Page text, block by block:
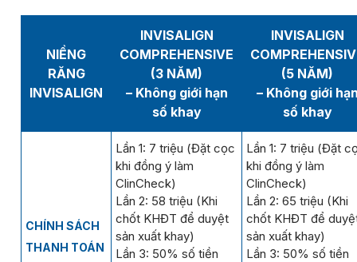
NIỀNG
RĂNG
INVISALIGN
INVISALIGN
COMPREHENSIVE
(3 NĂM)
– Không giới hạn
số khay
INVISALIGN
(5 NĂM)
– Không giới
số khay
CHÍNH SÁCH
THANH TOÁN
Lần 1: 7 triệu (Đặt cọc
khi đồng ý làm
ClinCheck)
Lần 2: 58 triệu (Khi
chốt KHĐT để duyệt
sản xuất khay)
Lần 3: 50% số tiền
Lần 1: 7 triệu (Đặt
khi đồng ý làm
ClinCheck)
Lần 2: 65 triệu (Khi
chốt KHĐT để
sản xuất khay)
Lần 3: 50% số tiền